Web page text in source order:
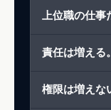
上位職の仕事
責任は増える。
権限は増えな